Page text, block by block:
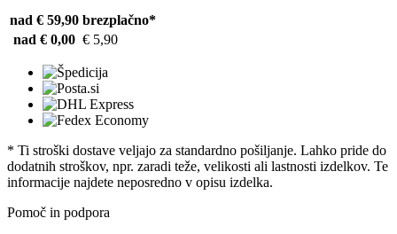
nad € 59,90 brezplačno*
nad € 0,00 € 5,90
* Ti stroški dostave veljajo za standardno pošiljanje. Lahko pride do
dodatnih stroškov, npr. zaradi teže, velikosti ali lastnosti izdelkov. Te
informacije najdete neposredno v opisu izdelka.
Pomoč in podpora